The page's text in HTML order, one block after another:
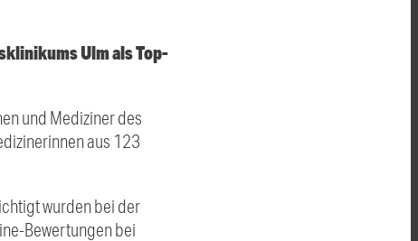
Ulm als Top-
und Mediziner des
aus 123
wurden bei der
Bewertungen bei